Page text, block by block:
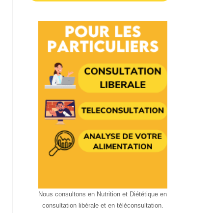
Nous consultons en Nutrition et Diététique en
consultation libérale et en téléconsultation.